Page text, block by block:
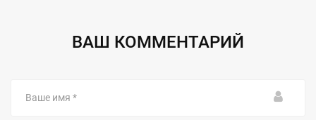
ВАШ КОММЕНТАРИЙ
имя